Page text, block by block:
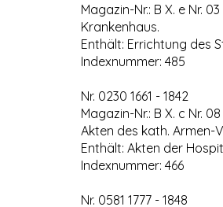
Magazin-Nr.: B X. e Nr. 03
Krankenhaus.
Enthält: Errichtung des
Indexnummer: 485
Nr. 0230 1661 - 1842
Magazin-Nr.: B X. c Nr. 08
Akten des kath. Armen-
Enthält: Akten der
Indexnummer: 466
Nr. 0581 1777 - 1848